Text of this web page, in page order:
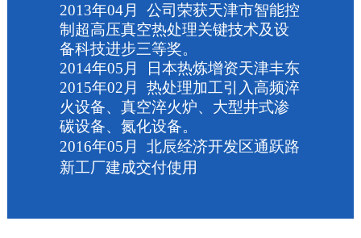
2013年04月
公司荣获天津市智能控
制超高压真空热处理关键技术及设
备科技进步三等奖。
2014年05 月
日本热炼增资天津丰东
2015年02 月
热处理加工引入高频淬
火设备、真空淬火炉、大型井式渗
碳设备、氮化设备。
2016年05 月
北辰经济开发区通跃路
新工厂建成交付使用